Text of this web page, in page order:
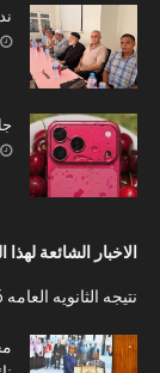
الاخبار الشائعة لهذا
نتيجه الثانويه العامه 2026 بالاسم ورقم الجلوس